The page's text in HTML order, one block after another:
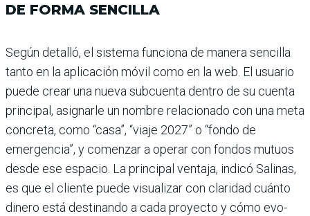
DE FORMA SENCILLA
Según detalló, el sistema funciona de manera sencilla
tanto en la aplicación móvil como en la web. El usua­rio
puede crear una nueva subcuenta dentro de su cuenta
principal, asignarle un nombre relacionado con una meta
concreta, como “casa”, “viaje 2027” o “fondo de
emergencia”, y comenzar a operar con fondos mutuos
desde ese espacio. La princi­pal ventaja, indicó Salinas,
es que el cliente puede visua­lizar con claridad cuánto
dinero está destinando a cada proyecto y cómo evo­